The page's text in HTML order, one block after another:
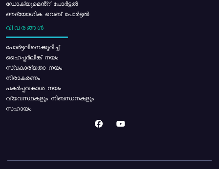
ഡോക്യുമെൻ്റ് പോർട്ടൽ
ഔദ്യോഗിക വെബ് പോർട്ടൽ
വിവരങ്ങൾ
പോര്‍ട്ടലിനെക്കുറിച്ച്
ഹൈപ്പർലിങ്ക് നയം
സ്വകാര്യതാ നയം
നിരാകരണം
പകർപ്പവകാശ നയം
വ്യവസ്ഥകളും നിബന്ധനകളും
സഹായം